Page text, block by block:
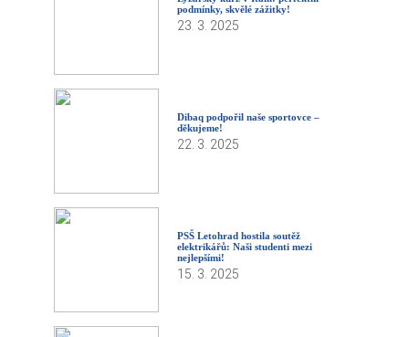
podmínky, skvělé zážitky!
23. 3. 2025
Dibaq podpořil naše sportovce –
děkujeme!
22. 3. 2025
PSŠ Letohrad hostila soutěž
elektrikářů: Naši studenti mezi
nejlepšími!
15. 3. 2025